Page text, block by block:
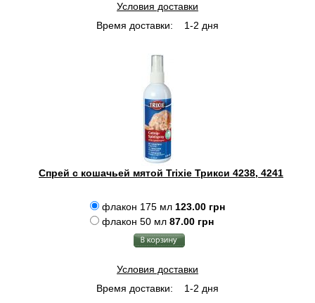
Условия доставки
Время доставки:
1-2 дня
Спрей с кошачьей мятой Trixie Трикси 4238, 4241
флакон 175 мл 123.00 грн
флакон 50 мл 87.00 грн
Условия доставки
Время доставки:
1-2 дня